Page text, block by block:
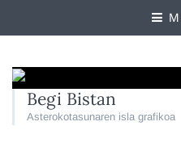
Begi Bistan
Asterokotasunaren isla grafikoa